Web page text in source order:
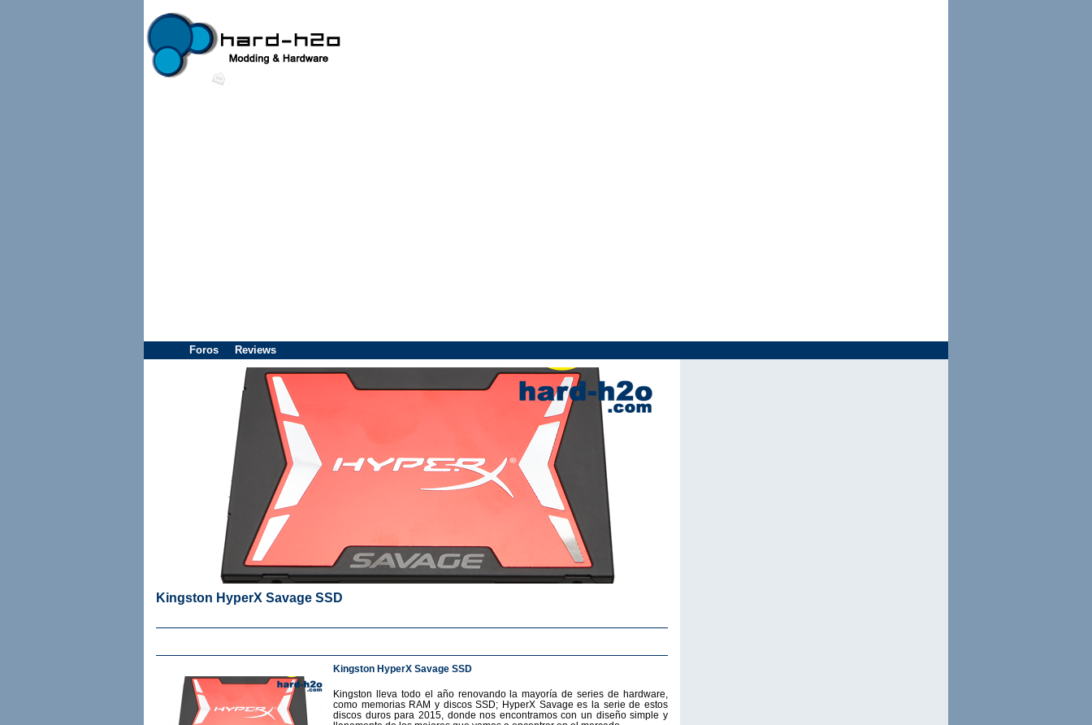
Foros Reviews
Kingston HyperX Savage SSD
Kingston HyperX Savage SSD
Kingston lleva todo el año renovando la mayoría de series de hardware,
como memorias RAM y discos SSD; HyperX Savage es la serie de estos
discos duros para 2015, donde nos encontramos con un diseño simple y